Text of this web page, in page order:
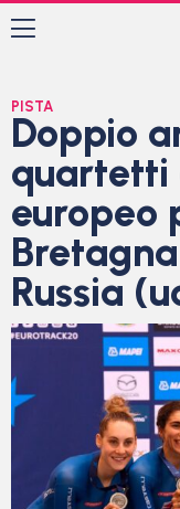
PISTA
Doppio
quartetti
europeo
Russia